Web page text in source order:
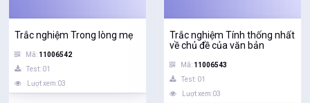
Trắc nghiệm Trong lòng mẹ
Mã: 11006542
Test: 01
Lượt xem:03
Trắc nghiệm Tính thống nhất
về chủ đề của văn bản
Mã: 11006543
Test: 01
Lượt xem:03